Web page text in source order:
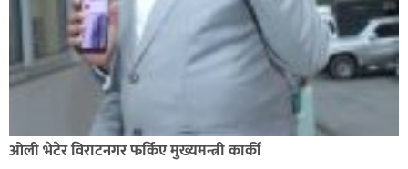
ओली भेटेर विराटनगर फर्किए मुख्यमन्त्री कार्की